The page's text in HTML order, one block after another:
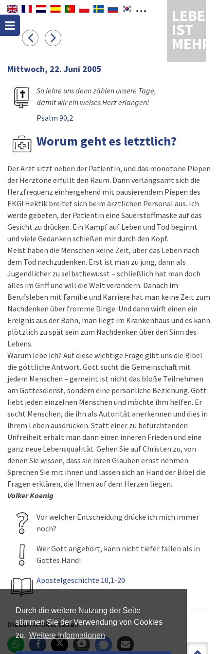
Durch die weitere Nutzung der Seite
stimmen Sie der Verwendung von Cookies
zu. Weitere Informationen
LEBEN
IST
MEHR
Mittwoch, 22. Juni 2005
So lehre uns denn zählen unsere Tage,
damit wir ein weises Herz erlangen!
Psalm 90,2
Worum geht es letztlich?
Der Arzt sitzt neben der Patientin, und das monotone Piepen
der Herztöne erfüllt den Raum. Dann verlangsamt sich die
Herzfrequenz einhergehend mit pausierendem Piepen des
EKG! Hektik breitet sich beim ärztlichen Personal aus. Ich
werde gebeten, der Patientin eine Sauerstoffmaske auf das
Gesicht zu drücken. Ein Kampf auf Leben und Tod beginnt
und viele Gedanken schießen mir durch den Kopf.
Meist haben die Menschen keine Zeit, über das Leben nach
dem Tod nachzudenken. Erst ist man zu jung, dann als
Jugendlicher zu selbstbewusst – schließlich hat man doch
alles im Griff und will die Welt verändern. Danach im
Berufsleben mit Familie und Karriere hat man keine Zeit zum
Nachdenken über fromme Dinge. Und dann wirft einen ein
Ereignis aus der Bahn, man liegt im Krankenhaus und es kann
plötzlich zu spät sein zum Nachdenken über den Sinn des
Lebens.
Warum lebe ich? Auf diese wichtige Frage gibt uns die Bibel
die göttliche Antwort. Gott sucht die Gemeinschaft mit
jedem Menschen – gemeint ist nicht das bloße Teilnehmen
am Gottesdienst, sondern eine persönliche Beziehung. Gott
liebt jeden einzelnen Menschen und möchte ihm helfen. Er
sucht Menschen, die ihn als Autorität anerkennen und dies in
ihrem Leben ausdrücken. Statt einer zu befürchtenden
Unfreiheit erhält man dann einen inneren Frieden und eine
ganz neue Lebensqualität. Gehen Sie auf Christen zu, von
denen Sie wissen, dass sie ihren Glauben ernst nehmen.
Sprechen Sie mit ihnen und lassen sich an Hand der Bibel die
Fragen erklären, die Ihnen auf dem Herzen liegen.
Volker Koenig
Vor welcher Entscheidung drücke ich mich immer
noch?
Wer Gott angehört, kann nicht tiefer fallen als in
Gottes Hand!
Apostelgeschichte 10,1-20
Diesen Artikel teilen